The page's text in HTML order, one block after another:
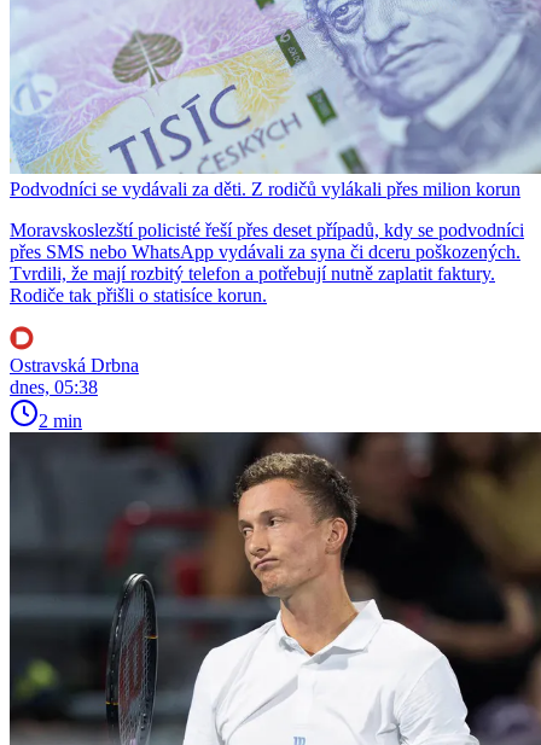
Podvodníci se vydávali za děti. Z rodičů vylákali přes milion korun
Moravskoslezští policisté řeší přes deset případů, kdy se podvodníci
přes SMS nebo WhatsApp vydávali za syna či dceru poškozených.
Tvrdili, že mají rozbitý telefon a potřebují nutně zaplatit faktury.
Rodiče tak přišli o statisíce korun.
Ostravská Drbna
dnes, 05:38
2 min